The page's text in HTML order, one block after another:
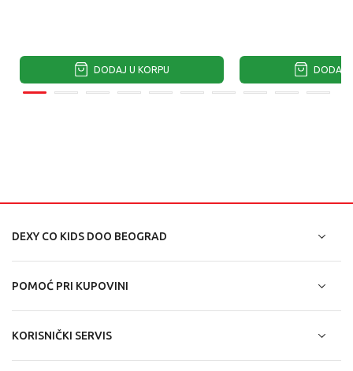
DODAJ U KORPU DODAJ
DEXY CO KIDS DOO BEOGRAD
POMOĆ PRI KUPOVINI
KORISNIČKI SERVIS